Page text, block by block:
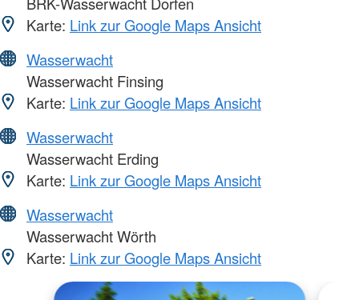
Karte: Link zur Google Maps Ansicht
Wasserwacht
Wasserwacht Finsing
Karte: Link zur Google Maps Ansicht
Wasserwacht
Wasserwacht Erding
Karte: Link zur Google Maps Ansicht
Wasserwacht
Wasserwacht Wörth
Karte: Link zur Google Maps Ansicht